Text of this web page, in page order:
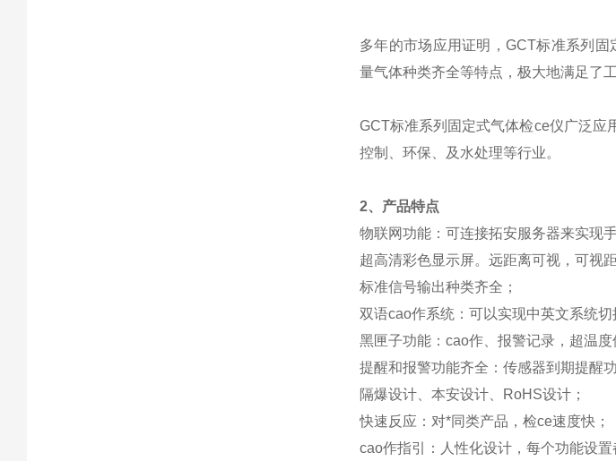
多年的市场应用证明，GCT标准系列
量气体种类齐全等特点，极大地满足了
GCT标准系列固定式气体检ce仪广泛应
控制、环保、及水处理等行业。
2、产品特点
物联网功能：可连接拓安服务器来实现
超高清彩色显示屏。远距离可视，可视
标准信号输出种类齐全；
双语cao作系统：可以实现中英文系统切
黑匣子功能：cao作、报警记录，超温度
提醒和报警功能齐全：传感器到期提醒
隔爆设计、本安设计、RoHS设计；
快速反应：对*同类产品，检ce速度快；
cao作指引：人性化设计，每个功能设